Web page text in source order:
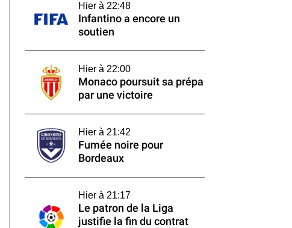
Hier à 22:48
Infantino a encore un
soutien
Hier à 22:00
Monaco poursuit sa prépa
par une victoire
Hier à 21:42
Fumée noire pour
Bordeaux
Hier à 21:17
Le patron de la Liga
justifie la fin du contrat